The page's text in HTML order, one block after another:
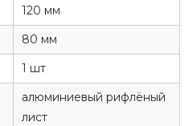
120 мм
80 мм
1 шт
алюминиевый рифлёный
лист